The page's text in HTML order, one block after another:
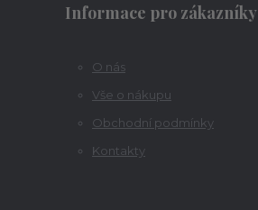
Informace pro zákazníky
O nás
Vše o nákupu
Obchodní podmínky
Kontakty